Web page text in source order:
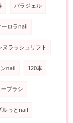
パラジェル
ーロラnail
ヌラッシュリフト
nail 120本
ブラシ
ルっとnail